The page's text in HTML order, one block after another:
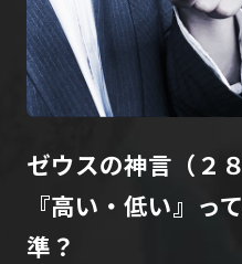
ゼウスの神言（２
『高い・低い』っ
準？